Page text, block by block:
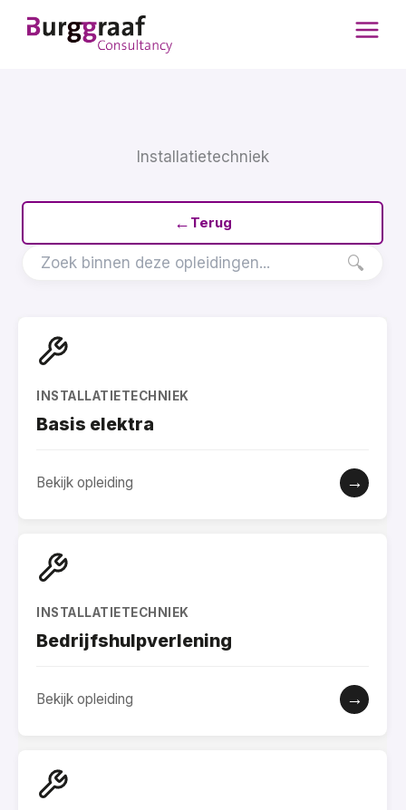
naar
Installatietechniek
← Terug
🔍
INSTALLATIETECHNIEK
Basis elektra
Bekijk opleiding →
INSTALLATIETECHNIEK
Bedrijfshulpverlening
Bekijk opleiding →